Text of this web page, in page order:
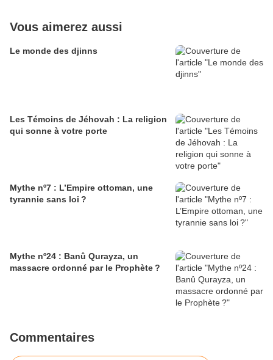
Vous aimerez aussi
Le monde des djinns
Les Témoins de Jéhovah : La religion
qui sonne à votre porte
Mythe nº7 : L’Empire ottoman, une
tyrannie sans loi ?
Mythe nº24 : Banû Qurayza, un
massacre ordonné par le Prophète ?
Commentaires